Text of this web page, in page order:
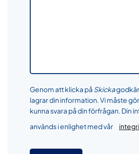
Genom att klicka på Skicka
lagrar din information. Vi måste
kunna svara på din förfrågan. Din
används i enlighet med vår